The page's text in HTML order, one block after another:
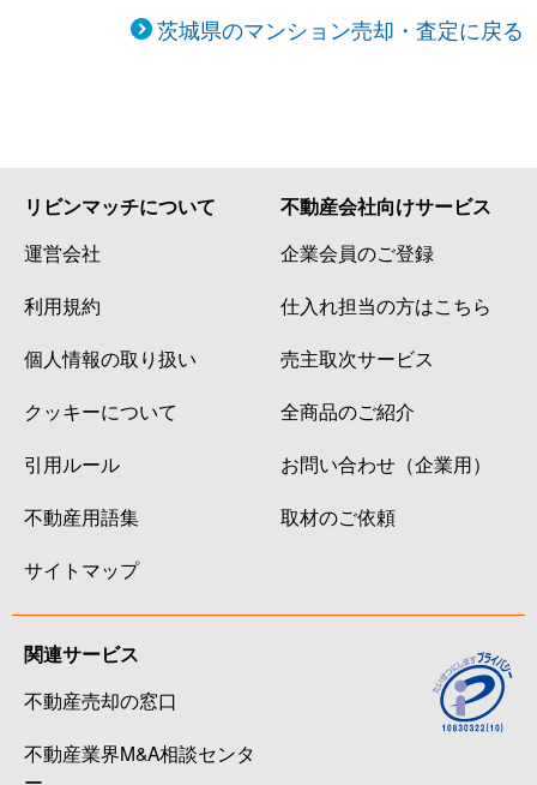
茨城県のマンション売却・査定に戻る
リビンマッチについて
運営会社
利用規約
個人情報の取り扱い
クッキーについて
引用ルール
不動産用語集
サイトマップ
不動産会社向けサービス
企業会員のご登録
仕入れ担当の方はこちら
売主取次サービス
全商品のご紹介
お問い合わせ（企業用）
取材のご依頼
関連サービス
不動産売却の窓口
不動産業界M&A相談センタ